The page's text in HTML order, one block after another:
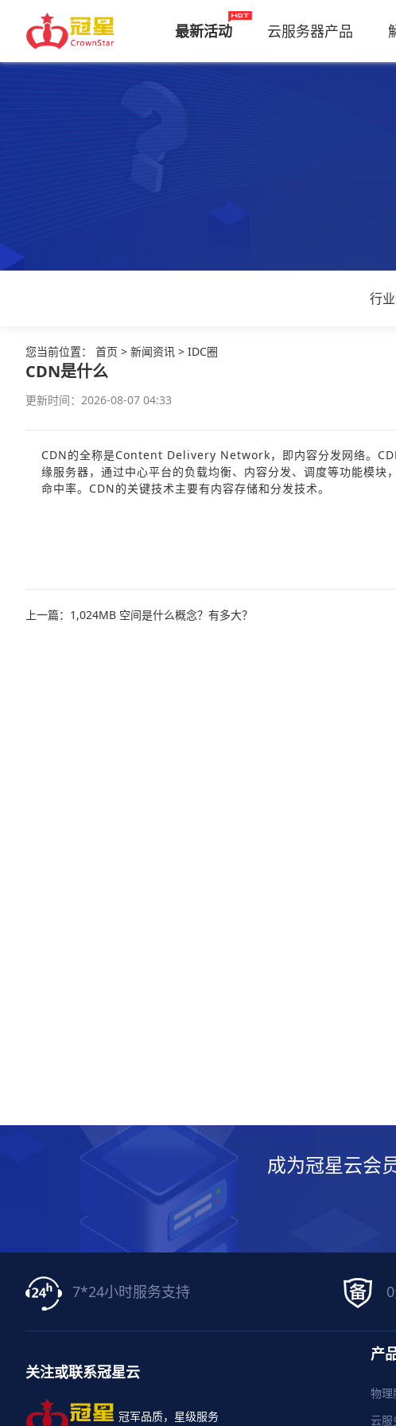
最新活动 云服务器产品
行
您当前位置： 首页 > 新闻资讯 > IDC圈
CDN是什么
更新时间：2026-08-07 04:33
CDN的全称是Content Delivery Network，即内容分发网络。
缘服务器，通过中心平台的负载均衡、内容分发、调度等功能模
命中率。CDN的关键技术主要有内容存储和分发技术。
上一篇：1,024MB 空间是什么概念？有多大？
成为冠星云会
7*24小时服务支持
关注或联系冠星云
冠军品质，星级服务
产
物理
云服